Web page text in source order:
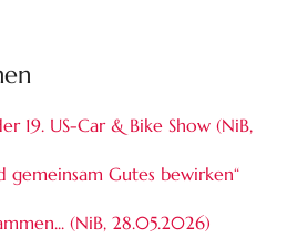
19. US-Car & Bike Show (NiB,
gemeinsam Gutes bewirken“
(NiB,28.05.2026)